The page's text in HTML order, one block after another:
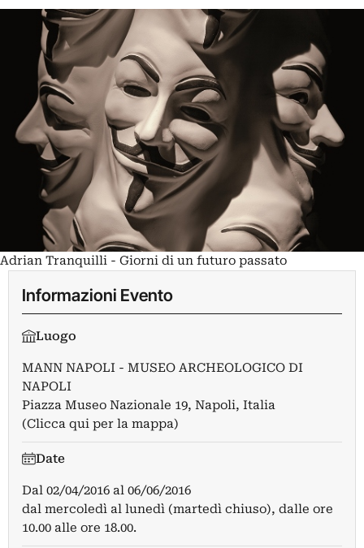
Adrian Tranquilli - Giorni di un futuro passato
Informazioni Evento
Luogo
MANN NAPOLI - MUSEO ARCHEOLOGICO DI
NAPOLI
Piazza Museo Nazionale 19, Napoli, Italia
(Clicca qui per la mappa)
Date
Dal 02/04/2016 al 06/06/2016
dal mercoledì al lunedì (martedì chiuso), dalle ore
10.00 alle ore 18.00.